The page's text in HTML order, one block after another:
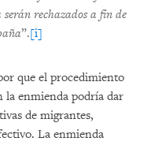
rechazados a fin de
”.[i]
que el procedimiento
la enmienda podría dar
de migrantes,
La enmienda